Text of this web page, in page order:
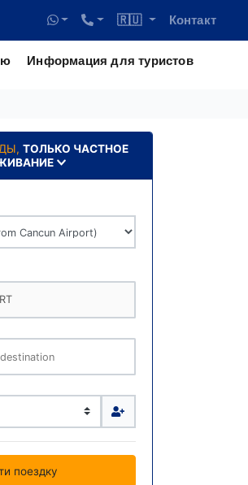
🇷🇺 Контакт
Информация для туристов
ТОЛЬКО ЧАСТНОЕ
поездку